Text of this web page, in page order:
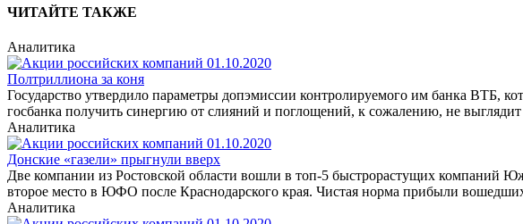
ЧИТАЙТЕ ТАКЖЕ
Аналитика
Полтриллиона за коня
Государство утвердило параметры допэмиссии контролируемого им банка ВТБ,
госбанка получить синергию от слияний и поглощений, к сожалению, не
Аналитика
Донские «газели» прыгнули вверх
Две компании из Ростовской области вошли в топ-5 быстрорастущих компаний
второе место в ЮФО после Краснодарского края. Чистая норма прибыли
Аналитика